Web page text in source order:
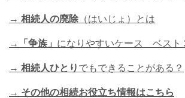
→ 相続人の廃除 （はいじょ）とは
→ 「争族」 になりやすいケース ベスト
→ 相続人ひとり でもできることがある？
→ その他の相続お役立ち情報はこちら